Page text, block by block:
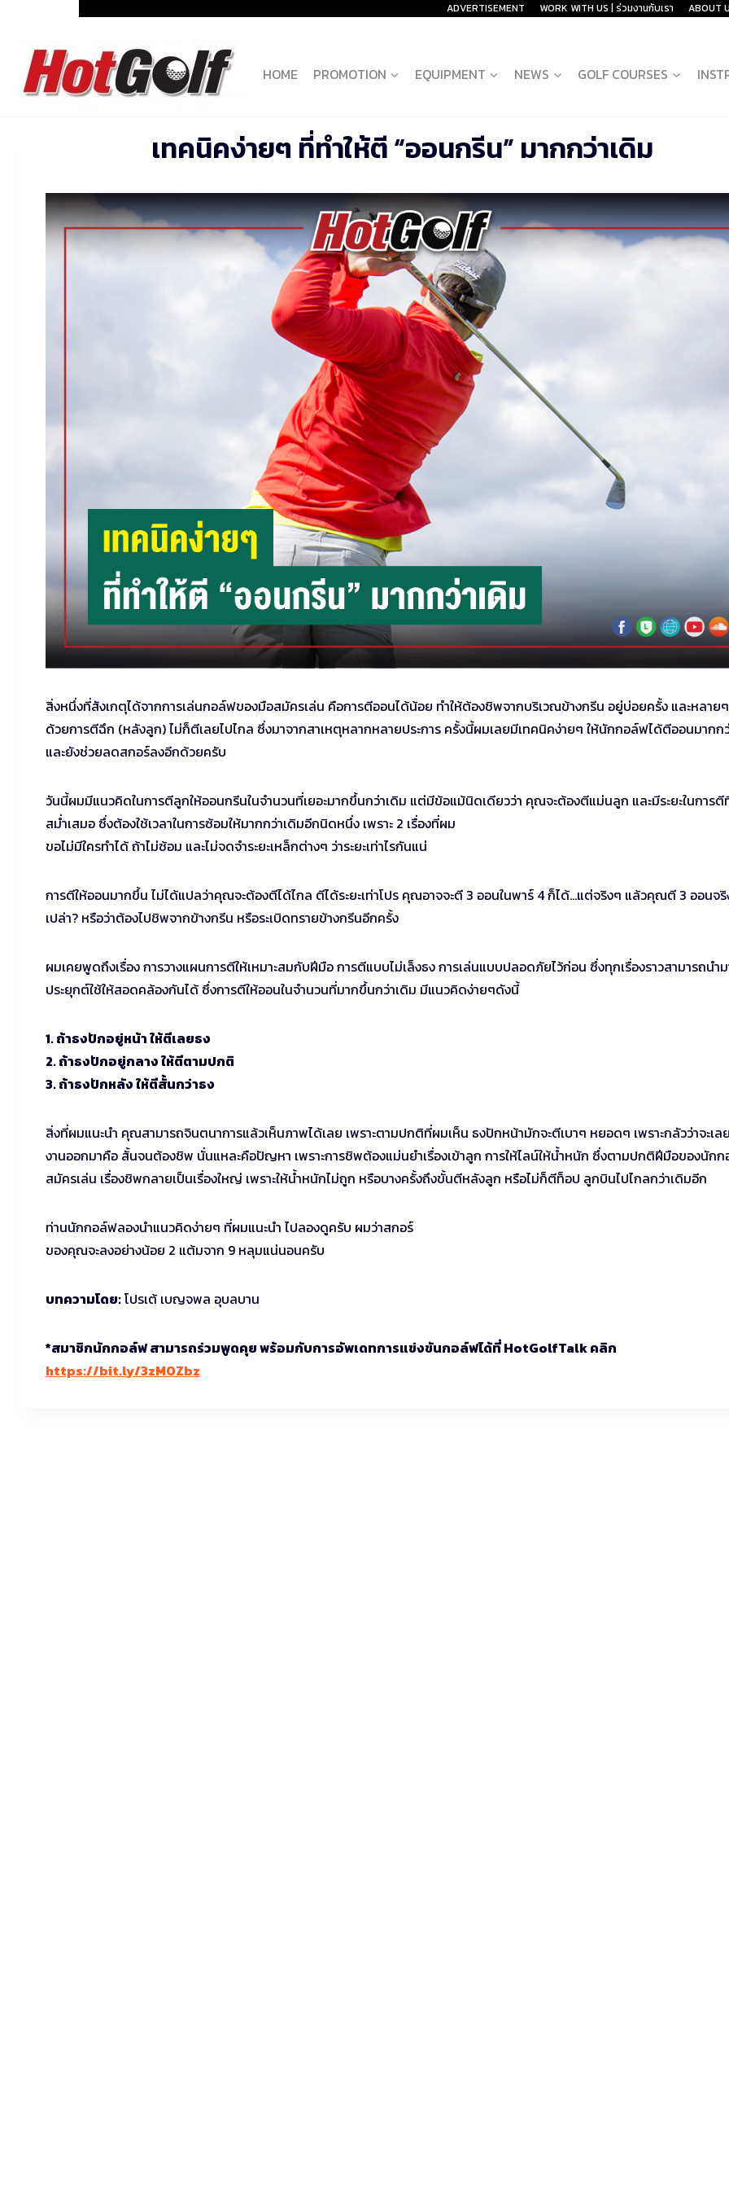
content
ADVERTISEMENT WORK WITH US | ร่วมงานกับเรา ABOUT
HOME PROMOTION EQUIPMENT NEWS GOLF COURSES
เทคนิคง่ายๆ ที่ทำให้ตี “ออนกรีน” มากกว่าเดิม
สิ่งหนึ่งที่สังเกตุได้จากการเล่นกอล์ฟของมือสมัครเล่น คือการตีออนได้น้อย ทำให้ต้องชิพจากบริเวณข้างกรีน อยู่บ่อยครั้ง และหลาย
ด้วยการตีฉึก (หลังลูก) ไม่ก็ตีเลยไปไกล ซึ่งมาจากสาเหตุหลากหลายประการ ครั้งนี้ผมเลยมีเทคนิคง่ายๆ ให้นักกอล์ฟได้ตีออนมากก
และยังช่วยลดสกอร์ลงอีกด้วยครับ
วันนี้ผมมีแนวคิดในการตีลูกให้ออนกรีนในจำนวนที่เยอะมากขึ้นกว่าเดิม แต่มีข้อแม้นิดเดียวว่า คุณจะต้องตีแม่นลูก และมีระยะในการตี
สม่ำเสมอ ซึ่งต้องใช้เวลาในการซ้อมให้มากกว่าเดิมอีกนิดหนึ่ง เพราะ 2 เรื่องที่ผม
ขอไม่มีใครทำได้ ถ้าไม่ซ้อม และไม่จดจำระยะเหล็กต่างๆ ว่าระยะเท่าไรกันแน่
การตีให้ออนมากขึ้น ไม่ได้แปลว่าคุณจะต้องตีได้ไกล ตีได้ระยะเท่าโปร คุณอาจจะตี 3 ออนในพาร์ 4 ก็ได้…แต่จริงๆ แล้วคุณตี 3 ออนจ
เปล่า? หรือว่าต้องไปชิพจากข้างกรีน หรือระเบิดทรายข้างกรีนอีกครั้ง
ผมเคยพูดถึงเรื่อง การวางแผนการตีให้เหมาะสมกับฝีมือ การตีแบบไม่เล็งธง การเล่นแบบปลอดภัยไว้ก่อน ซึ่งทุกเรื่องราวสามารถนำ
ประยุกต์ใช้ให้สอดคล้องกันได้ ซึ่งการตีให้ออนในจำนวนที่มากขึ้นกว่าเดิม มีแนวคิดง่ายๆดังนี้
1. ถ้าธงปักอยู่หน้า ให้ตีเลยธง
2. ถ้าธงปักอยู่กลาง ให้ตีตามปกติ
3. ถ้าธงปักหลัง ให้ตีสั้นกว่าธง
สิ่งที่ผมแนะนำ คุณสามารถจินตนาการแล้วเห็นภาพได้เลย เพราะตามปกติที่ผมเห็น ธงปักหน้ามักจะตีเบาๆ หยอดๆ เพราะกลัวว่าจะเล
งานออกมาคือ สั้นจนต้องชิพ นั่นแหละคือปัญหา เพราะการชิพต้องแม่นยำเรื่องเข้าลูก การให้ไลน์ให้น้ำหนัก ซึ่งตามปกติฝีมือของนัก
สมัครเล่น เรื่องชิพกลายเป็นเรื่องใหญ่ เพราะให้น้ำหนักไม่ถูก หรือบางครั้งถึงขั้นตีหลังลูก หรือไม่ก็ตีท็อป ลูกบินไปไกลกว่าเดิมอีก
ท่านนักกอล์ฟลองนำแนวคิดง่ายๆ ที่ผมแนะนำ ไปลองดูครับ ผมว่าสกอร์
ของคุณจะลงอย่างน้อย 2 แต้มจาก 9 หลุมแน่นอนครับ
บทความโดย:โปรเต้ เบญจพล อุบลบาน
*สมาชิกนักกอล์ฟ สามารถร่วมพูดคุย พร้อมกับการอัพเดทการแข่งขันกอล์ฟได้ที่ HotGolfTalk คลิก
https://bit.ly/3zMOZbz